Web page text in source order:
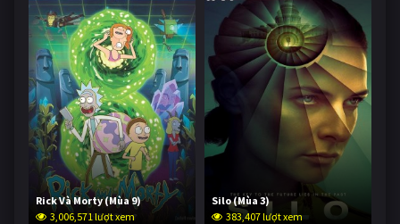
Rick Và Morty (Mùa 9)
3,006,571 lượt xem
Silo (Mùa 3)
383,407 lượt xem